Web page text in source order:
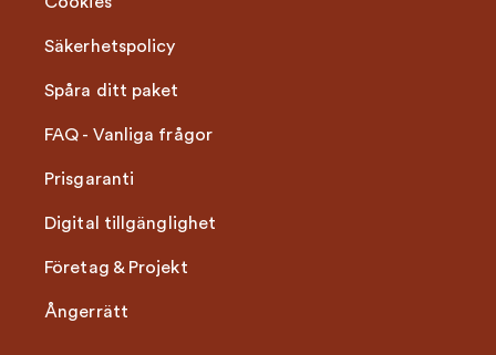
Säkerhetspolicy
Spåra ditt paket
FAQ - Vanliga frågor
Prisgaranti
Digital tillgänglighet
Företag & Projekt
Ångerrätt